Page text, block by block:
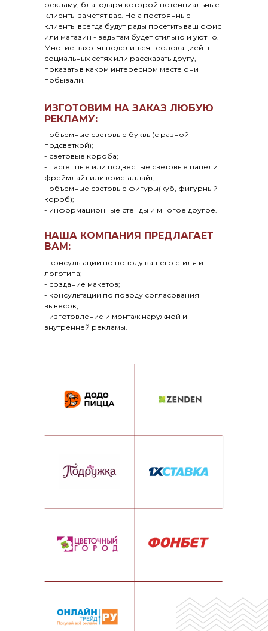
рекламу, благодаря которой потенциальные
клиенты заметят вас. Но а постоянные
клиенты всегда будут рады посетить ваш офис
или магазин - ведь там будет стильно и уютно.
Многие захотят поделиться геолокацией в
социальных сетях или рассказать другу,
показать в каком интересном месте они
побывали.
НАША КОМПАНИЯ ПРЕДЛАГАЕТ
ВАМ:
- консультации по поводу вашего стиля и
логотипа;
- создание макетов;
- консультации по поводу согласования
вывесок;
- изготовление и монтаж наружной и
внутренней рекламы.
ИЗГОТОВИМ НА ЗАКАЗ ЛЮБУЮ
РЕКЛАМУ:
- объемные световые буквы(с разной
подсветкой);
- световые короба;
- настенные или подвесные световые панели:
фреймлайт или кристаллайт;
- объемные световые фигуры(куб, фигурный
короб);
- информационные стенды и многое другое.